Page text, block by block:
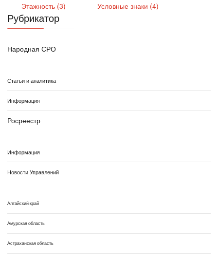
Этажность (3)
Условные знаки (4)
Рубрикатор
Народная СРО
Статьи и аналитика
Информация
Росреестр
Информация
Новости Управлений
Алтайский край
Амурская область
Астраханская область